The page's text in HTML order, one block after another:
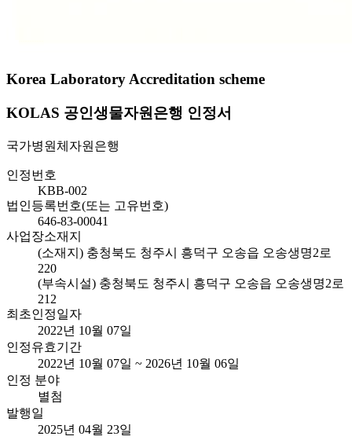
Korea Laboratory Accreditation scheme
KOLAS 공인생물자원은행 인정서
국가병원체자원은행
인정번호
KBB-002
법인등록번호(또는 고유번호)
646-83-00041
사업장소재지
(소재지) 충청북도 청주시 흥덕구 오송읍 오송생명2로
220
(부속시설) 충청북도 청주시 흥덕구 오송읍 오송생명2로
212
최초인정일자
2022년 10월 07일
인정유효기간
2022년 10월 07일 ~ 2026년 10월 06일
인정 분야
별첨
발행일
2025년 04월 23일